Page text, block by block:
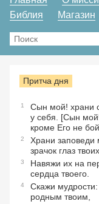
Библия
Магазин
Притча дня
1
Сын мой! храни
у себя. [Сын
кроме Его не
2
Храни заповеди
зрачок глаз твоих.
3
Навяжи их на
сердца твоего.
4
Скажи
родным твоим,